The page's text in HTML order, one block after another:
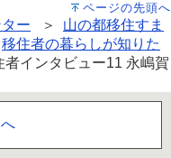
ページの先頭へ
ー ＞ 山の都移住すま
移住者の暮らしが知りた
インタビュー11 永嶋賀